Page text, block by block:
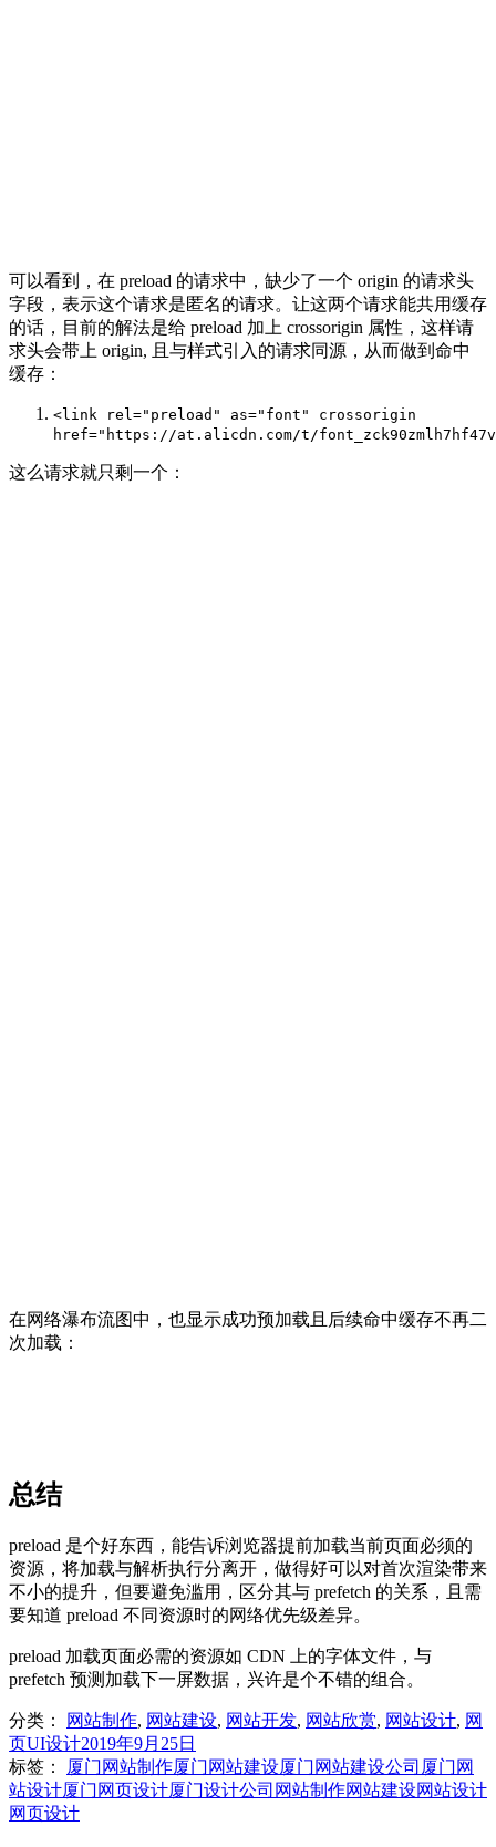
可以看到，在 preload 的请求中，缺少了一个 origin 的请求头
字段，表示这个请求是匿名的请求。让这两个请求能共用缓存
的话，目前的解法是给 preload 加上 crossorigin 属性，这样请
求头会带上 origin, 且与样式引入的请求同源，从而做到命中
缓存：
<link rel="preload" as="font"
crossorigin
href="https://at.alicdn.com/t/
这么请求就只剩一个：
在网络瀑布流图中，也显示成功预加载且后续命中缓存不再二
次加载：
总结
preload 是个好东西，能告诉浏览器提前加载当前页面必须的
资源，将加载与解析执行分离开，做得好可以对首次渲染带来
不小的提升，但要避免滥用，区分其与 prefetch 的关系，且需
要知道 preload 不同资源时的网络优先级差异。
preload 加载页面必需的资源如 CDN 上的字体文件，与
prefetch 预测加载下一屏数据，兴许是个不错的组合。
分类： 网站制作, 网站建设, 网站开发, 网站欣赏, 网站设计, 网
页UI设计2019年9月25日
标签：
厦门网站制作厦门网站建设厦门网站建设公司 厦门网
站设计厦门网页设计厦门设计公司 网站制作网站建设网站设计
网页设计